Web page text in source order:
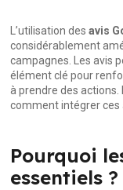
L’utilisation desavis
considérablement
campagnes. Les avis
élément clé pour
à prendre des
comment intégrer ces
Pourquoi
essentiels ?